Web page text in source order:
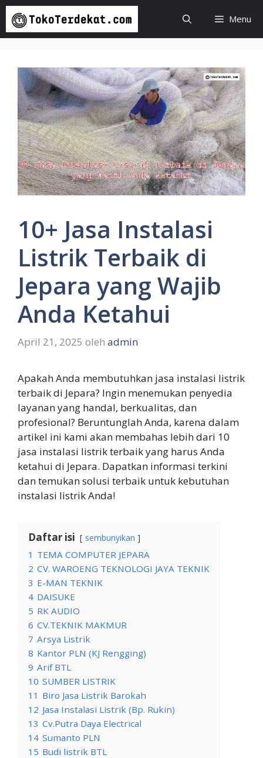
Langsung
isi
Menu
10+ Jasa Instalasi
Listrik Terbaik di
Jepara yang Wajib
Anda Ketahui
April 21, 2025 oleh admin
Apakah Anda membutuhkan jasa instalasi listrik
terbaik di Jepara? Ingin menemukan penyedia
layanan yang handal, berkualitas, dan
profesional? Beruntunglah Anda, karena dalam
artikel ini kami akan membahas lebih dari 10
jasa instalasi listrik terbaik yang harus Anda
ketahui di Jepara. Dapatkan informasi terkini
dan temukan solusi terbaik untuk kebutuhan
instalasi listrik Anda!
Daftar isi sembunyikan
1 TEMA COMPUTER JEPARA
2 CV. WAROENG TEKNOLOGI JAYA TEKNIK
3 E-MAN TEKNIK
4 DAISUKE
5 RK AUDIO
6 CV.TEKNIK MAKMUR
7 Arsya Listrik
8 Kantor PLN (KJ Rengging)
9 Arif BTL
10 SUMBER LISTRIK
11 Biro Jasa Listrik Barokah
12 Jasa Instalasi Listrik (Bp. Rukin)
13 Cv.Putra Daya Electrical
14 Sumanto PLN
15 Budi listrik BTL